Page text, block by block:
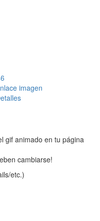
imagen
gif animado en tu página
cambiarse!
etc.)